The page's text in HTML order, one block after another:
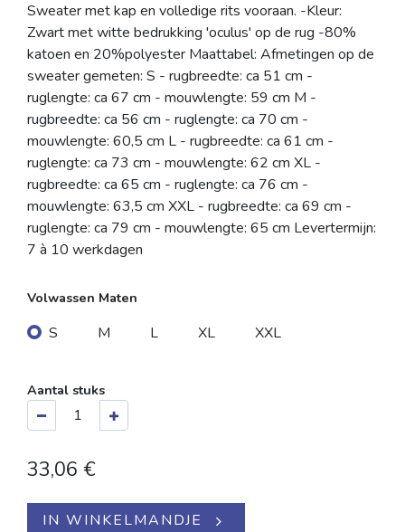
Sweater met kap en volledige rits vooraan. -Kleur:
Zwart met witte bedrukking 'oculus' op de rug -80%
katoen en 20%polyester Maattabel: Afmetingen op de
sweater gemeten: S - rugbreedte: ca 51 cm -
ruglengte: ca 67 cm - mouwlengte: 59 cm M -
rugbreedte: ca 56 cm - ruglengte: ca 70 cm -
mouwlengte: 60,5 cm L - rugbreedte: ca 61 cm -
ruglengte: ca 73 cm - mouwlengte: 62 cm XL -
rugbreedte: ca 65 cm - ruglengte: ca 76 cm -
mouwlengte: 63,5 cm XXL - rugbreedte: ca 69 cm -
ruglengte: ca 79 cm - mouwlengte: 65 cm Levertermijn:
7 à 10 werkdagen
Volwassen Maten
S M L XL XXL
Aantal stuks
33,06 €
IN WINKELMANDJE